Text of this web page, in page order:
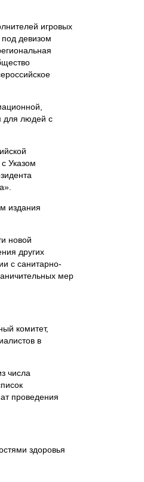
игровых
девизом
для людей с
Указом
издания
новой
других
с санитарно-
мер
комитет,
в
числа
проведения
здоровья